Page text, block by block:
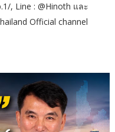
, Line : @Hinoth และ
Official channel